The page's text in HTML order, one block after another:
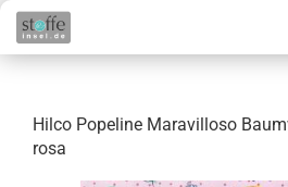
Hilco Popeline Maravilloso
rosa